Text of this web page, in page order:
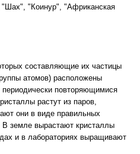
"Коинур", "Африканская
составляющие их частицы
атомов) расположены
повторяющимися
растут из паров,
они в виде правильных
В земле вырастают кристаллы
и в лабораториях выращивают